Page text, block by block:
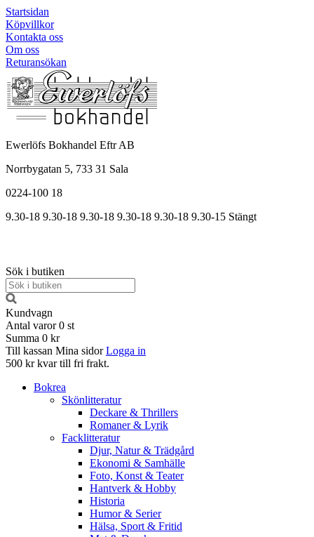
Startsidan
Köpvillkor
Kontakta oss
Om oss
Returansökan
Ewerlöfs Bokhandel Eftr AB
Norrbygatan 5, 733 31 Sala
0224-100 18
9.30-18 9.30-18 9.30-18 9.30-18 9.30-18 9.30-15 Stängt
Sök i butiken
Kundvagn
Antal varor 0 st
Summa 0 kr
Till kassan Mina sidor Logga in
500 kr kvar till fri frakt.
Bokrea
Skönlitteratur
Deckare & Thrillers
Romaner & Lyrik
Facklitteratur
Djur, Natur & Trädgård
Ekonomi & Samhälle
Foto, Konst & Teater
Hantverk & Hobby
Historia
Humor & Serier
Hälsa, Sport & Fritid